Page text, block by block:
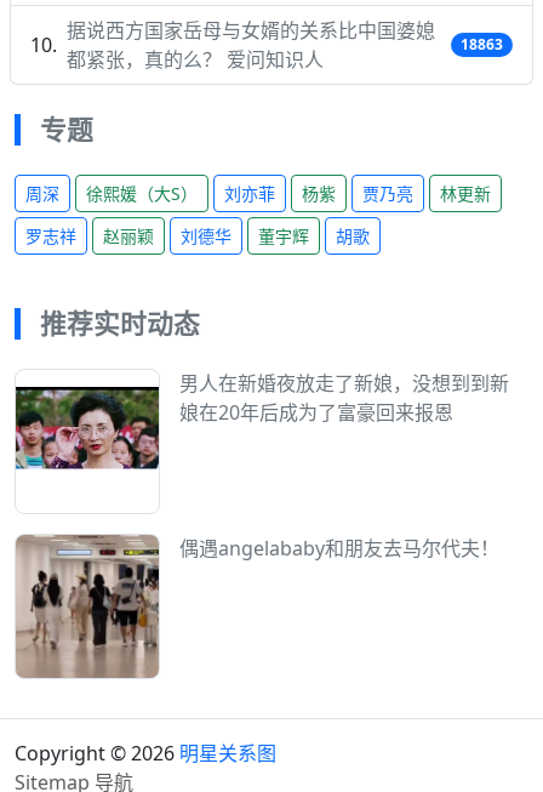
据说西方国家岳母与女婿的关系比中国婆媳
都紧张，真的么？ 爱问知识人
18863
专题
周深 徐熙媛（大S） 刘亦菲 杨紫 贾乃亮
林更新
罗志祥
赵丽颖 刘德华 董宇辉 胡歌
推荐实时动态
男人在新婚夜放走了新娘，没想到到新
娘在20年后成为了富豪回来报恩
偶遇angelababy和朋友去马尔代夫！
Copyright © 2026 明星关系图
Sitemap 导航